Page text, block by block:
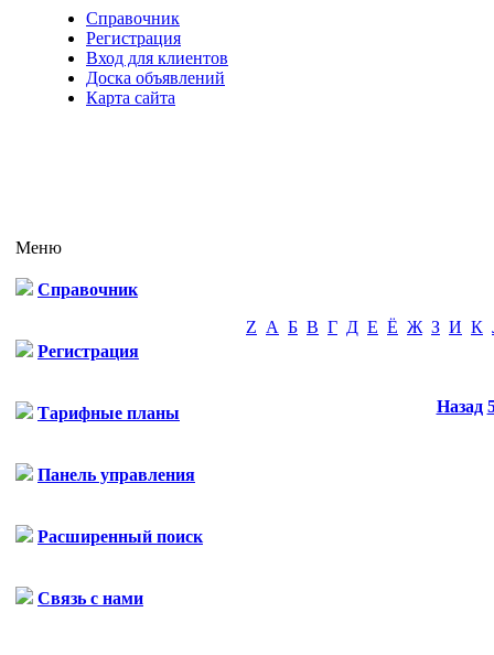
Справочник
Регистрация
Вход для клиентов
Доска объявлений
Карта сайта
Меню
Справочник
Регистрация
Тарифные планы
Панель управления
Расширенный поиск
Связь с нами
Z А Б В Г Д Е Ё Ж З И К
Назад